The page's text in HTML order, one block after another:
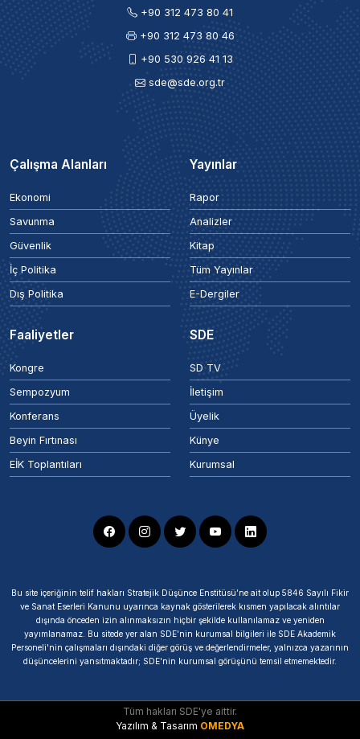
+90 312 473 80 41
+90 312 473 80 46
+90 530 926 41 13
sde@sde.org.tr
Çalışma Alanları
Ekonomi
Savunma
Güvenlik
İç Politika
Dış Politika
Yayınlar
Rapor
Analizler
Kitap
Tüm Yayınlar
E-Dergiler
Faaliyetler
Kongre
Sempozyum
Konferans
Beyin Fırtınası
EİK Toplantıları
SDE
SD TV
İletişim
Üyelik
Künye
Kurumsal
Bu site içeriğinin telif hakları Stratejik Düşünce Enstitüsü’ne ait olup 5846 Sayılı Fikir
ve Sanat Eserleri Kanunu uyarınca kaynak gösterilerek kısmen yapılacak alıntılar
dışında önceden izin alınmaksızın hiçbir şekilde kullanılamaz ve yeniden
yayımlanamaz. Bu sitede yer alan SDE'nin kurumsal bilgileri ile SDE Akademik
Personeli'nin çalışmaları dışındaki diğer görüş ve değerlendirmeler, yalnızca yazarının
düşüncelerini yansıtmaktadır; SDE'nin kurumsal görüşünü temsil etmemektedir.
Tüm hakları SDE'ye aittir.
Yazılım & Tasarım OMEDYA